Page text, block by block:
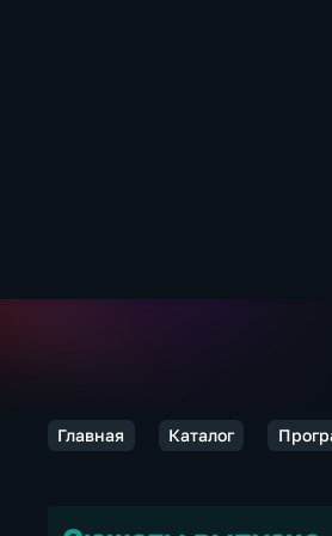
Главная Каталог